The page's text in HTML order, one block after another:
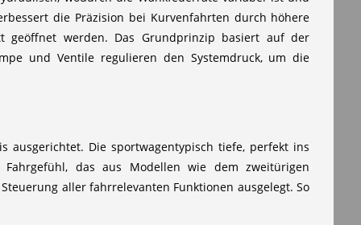
die Präzision bei Kurvenfahrten durch höhere
geöffnet werden. Das Grundprinzip basiert auf der
und Ventile regulieren den Systemdruck, um die
ausgerichtet. Die sportwagentypisch tiefe, perfekt ins
das aus Modellen wie dem zweitürigen
aller fahrrelevanten Funktionen ausgelegt. So